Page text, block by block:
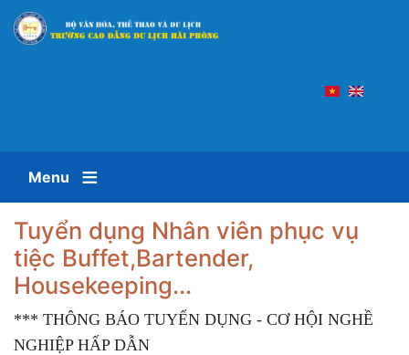
Nhảy
đến
Menu
Tuyển dụng Nhân viên phục vụ
tiệc Buffet,Bartender,
Housekeeping...
*** THÔNG BÁO TUYỂN DỤNG - CƠ HỘI NGHỀ
NGHIỆP HẤP DẪN